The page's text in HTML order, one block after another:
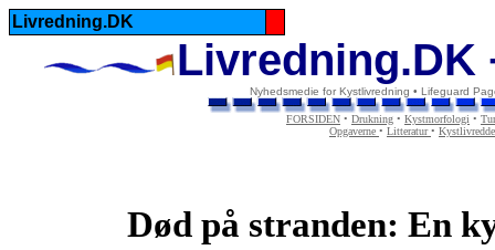
Livredning.DK
Livredning.DK
Nyhedsmedie for Kystlivredning • Lifeguard
FORSIDEN • Drukning • Kystmorfologi •
Opgaverne • Litteratur•
Død på stranden: En